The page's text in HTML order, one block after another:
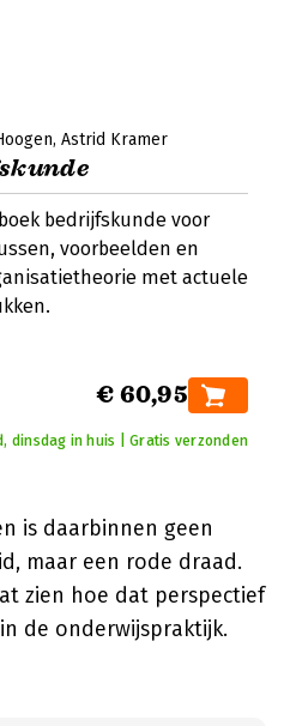
Astrid Kramer
bedrijfskunde voor
voorbeelden en
met actuele
€ 60,95
dinsdag in huis | Gratis verzonden
is daarbinnen geen
maar een rode draad.
zien hoe dat perspectief
de onderwijspraktijk.